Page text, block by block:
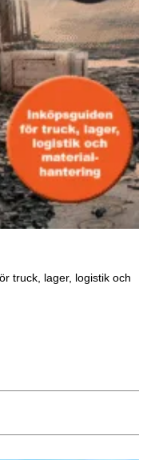
truck, lager, logistik och